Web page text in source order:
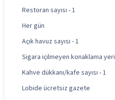
Restoran sayısı - 1
Her gün
Açık havuz sayısı - 1
Sigara içilmeyen konaklama yeri
Kahve dükkanı/kafe sayısı - 1
Lobide ücretsiz gazete